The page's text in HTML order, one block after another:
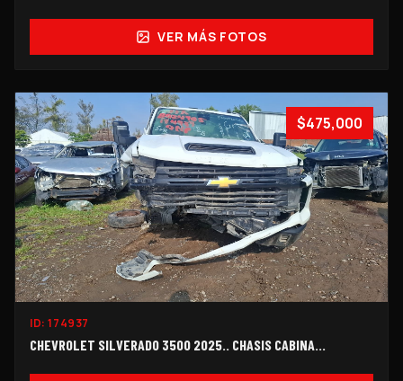
VER MÁS FOTOS
$475,000
ID:174937
CHEVROLET SILVERADO 3500 2025.. CHASIS CABINA…